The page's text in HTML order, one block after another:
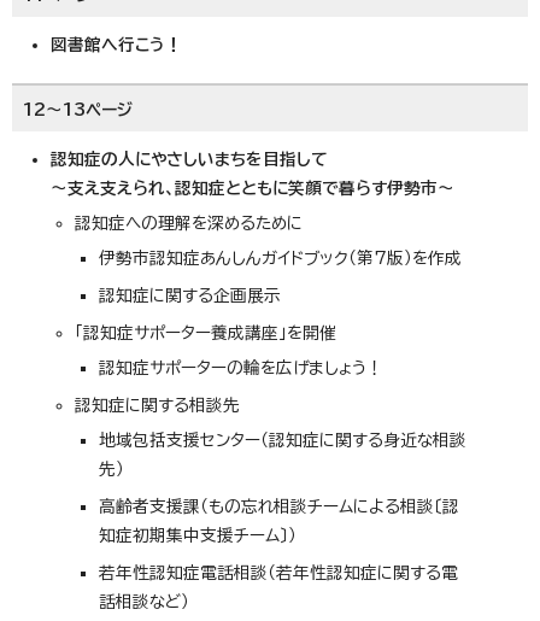
図書館へ行こう！
12～13ページ
認知症の人にやさしいまちを目指して
～支え支えられ、認知症とともに笑顔で暮らす伊勢市～
認知症への理解を深めるために
伊勢市認知症あんしんガイドブック（第7版）を作成
認知症に関する企画展示
「認知症サポーター養成講座」を開催
認知症サポーターの輪を広げましょう！
認知症に関する相談先
地域包括支援センター（認知症に関する身近な相談
先）
高齢者支援課（もの忘れ相談チームによる相談〔認
知症初期集中支援チーム〕）
若年性認知症電話相談（若年性認知症に関する電
話相談など）